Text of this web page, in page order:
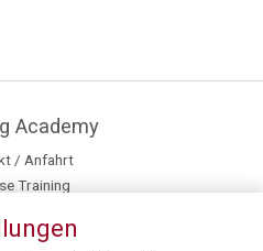
Academy
/ Anfahrt
Training
Team